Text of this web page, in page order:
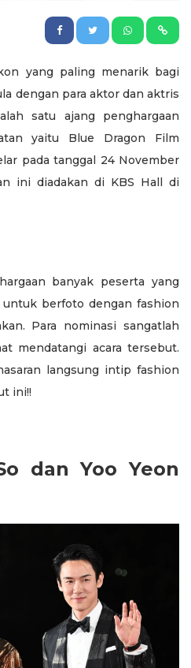
yang paling menarik bagi
dengan para aktor dan aktris
satu ajang penghargaan
yaitu Blue Dragon Film
pada tanggal 24 November
ini diadakan di KBS Hall di
banyak peserta yang
berfoto dengan fashion
Para nominasi sangatlah
mendatangi acara tersebut.
langsung intip fashion
ini!!
dan Yoo Yeon